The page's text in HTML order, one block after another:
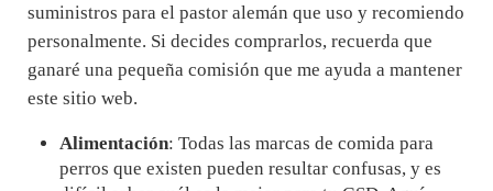
suministros para el pastor alemán que uso y recomiendo
personalmente. Si decides comprarlos, recuerda que
ganaré una pequeña comisión que me ayuda a mantener
este sitio web.
Alimentación: Todas las marcas de comida para
perros que existen pueden resultar confusas, y es